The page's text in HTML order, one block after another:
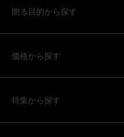
贈る目的から探す
価格から探す
特集から探す